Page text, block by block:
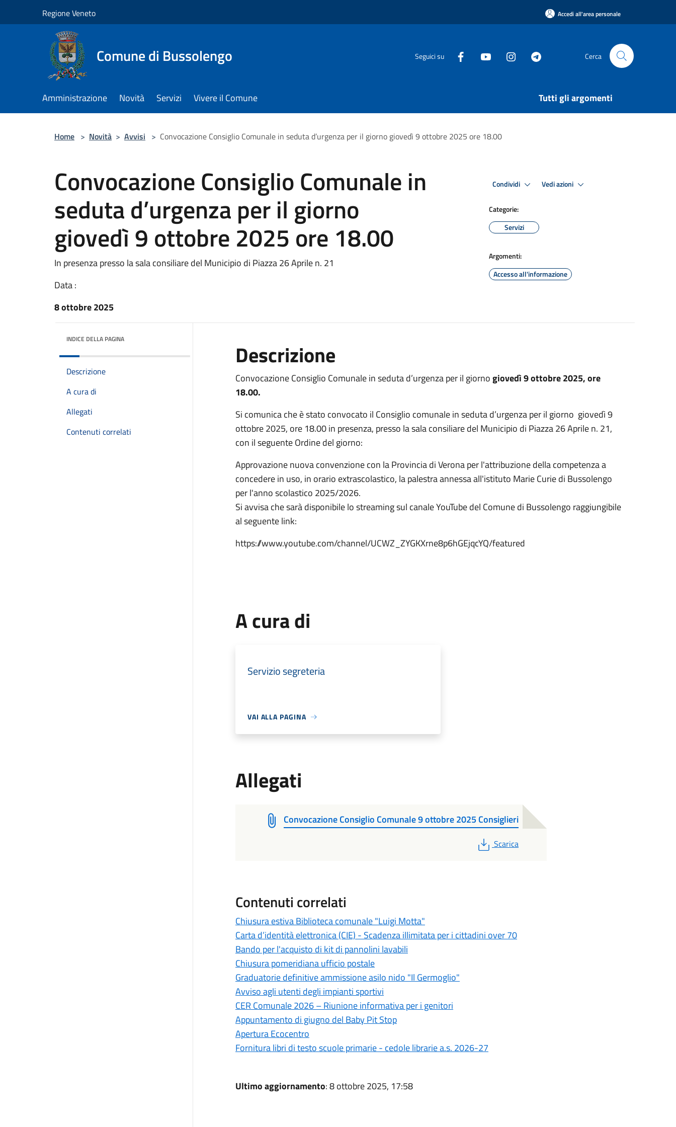
Regione Veneto Accedi all'area personale
Comune di Bussolengo Seguici su Cerca
Amministrazione Novità Servizi Vivere il Comune Tutti gli argomenti
Home > Novità > Avvisi > Convocazione Consiglio Comunale in seduta d’urgenza per il giorno giovedì 9 ottobre 2025 ore 18.00
Convocazione Consiglio Comunale in
seduta d’urgenza per il giorno
giovedì 9 ottobre 2025 ore 18.00
In presenza presso la sala consiliare del Municipio di Piazza 26 Aprile n. 21
Data :
8 ottobre 2025
Condividi Vedi azioni
Categorie:
Servizi
Argomenti:
Accesso all'informazione
INDICE DELLA PAGINA
Descrizione
A cura di
Allegati
Contenuti correlati
Descrizione
Convocazione Consiglio Comunale in seduta d’urgenza per il giornogiovedì 9 ottobre 2025, ore
18.00.
Si comunica che è stato convocato il Consiglio comunale in seduta d’urgenza per il giorno giovedì 9
ottobre 2025, ore 18.00 in presenza, presso la sala consiliare del Municipio di Piazza 26 Aprile n. 21,
con il seguente Ordine del giorno:
Approvazione nuova convenzione con la Provincia di Verona per l'attribuzione della competenza a
concedere in uso, in orario extrascolastico, la palestra annessa all'istituto Marie Curie di Bussolengo
per l'anno scolastico 2025/2026.
Si avvisa che sarà disponibile lo streaming sul canale YouTube del Comune di Bussolengo raggiungibile
al seguente link:
https://www.youtube.com/channel/UCWZ_ZYGKXrne8p6hGEjqcYQ/featured
A cura di
Servizio segreteria
VAI ALLA PAGINA
Allegati
Convocazione Consiglio Comunale 9 ottobre 2025 Consiglieri
PDF
Scarica
Contenuti correlati
Chiusura estiva Biblioteca comunale "Luigi Motta"
Carta d’identità elettronica (CIE) - Scadenza illimitata per i cittadini over 70
Bando per l'acquisto di kit di pannolini lavabili
Chiusura pomeridiana ufficio postale
Graduatorie definitive ammissione asilo nido "Il Germoglio"
Avviso agli utenti degli impianti sportivi
CER Comunale 2026 – Riunione informativa per i genitori
Appuntamento di giugno del Baby Pit Stop
Apertura Ecocentro
Fornitura libri di testo scuole primarie - cedole librarie a.s. 2026-27
Ultimo aggiornamento: 8 ottobre 2025, 17:58